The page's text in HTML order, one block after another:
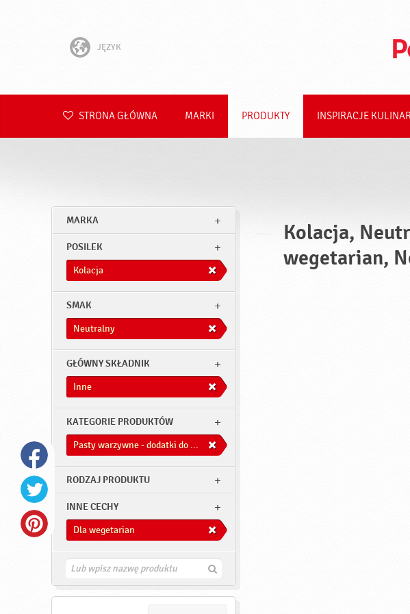
JĘZYK
Hrvatski
Română
Deutsch
STRONA GŁÓWNA MARKI PRODUKTY INSPIRACJE
MARKA
POSILEK
Kolacja
SMAK
Neutralny
GŁÓWNY SKŁADNIK
Inne
KATEGORIE PRODUKTÓW
Pasty warzywne - dodatki do dań
RODZAJ PRODUKTU
INNE CECHY
Dla wegetarian
Z
Kolacja,
wegetarian,